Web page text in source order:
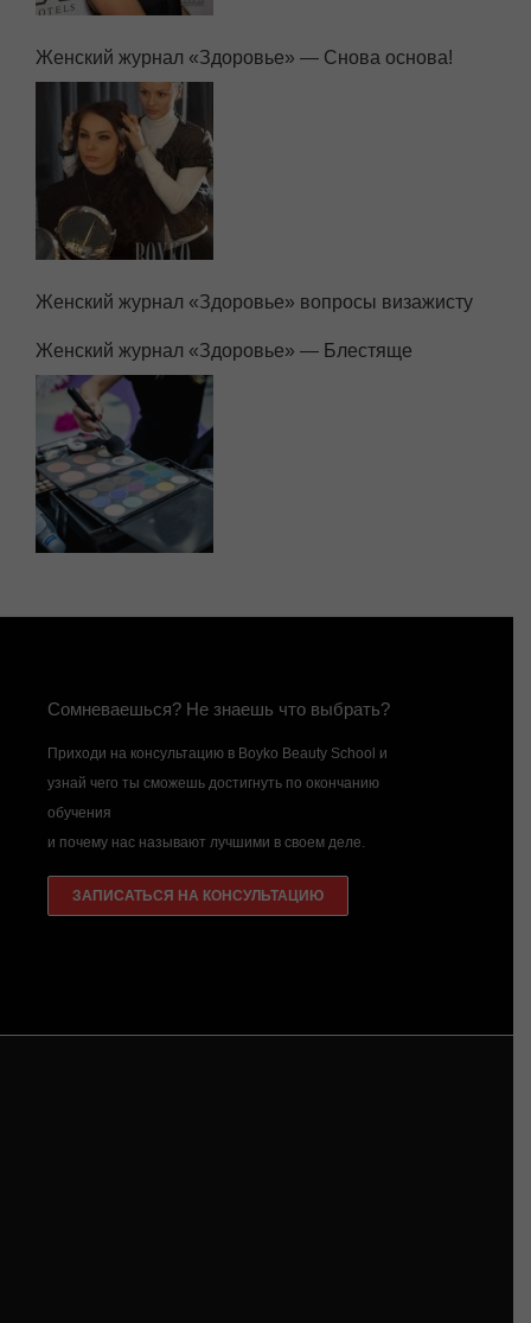
Женский журнал «Здоровье» — Снова основа!
Женский журнал «Здоровье» вопросы визажисту
Женский журнал «Здоровье» — Блестяще
Сомневаешься? Не знаешь что выбрать?
Приходи на консультацию в Boyko Beauty School и
узнай чего ты сможешь достигнуть по окончанию
обучения
и почему нас называют лучшими в своем деле.
ЗАПИСАТЬСЯ НА КОНСУЛЬТАЦИЮ